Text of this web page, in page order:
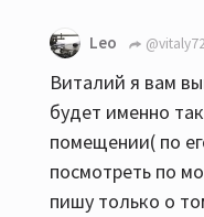
Leo
Виталий я вам
будет именно
помещении( по
посмотреть по
пишу только о